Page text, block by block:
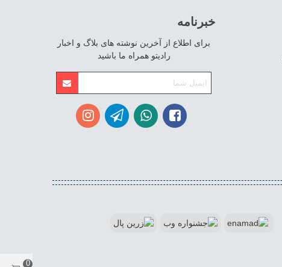
خبرنامه
برای اطلاع از آخرین نوشته های بلاگ و اخبار
رادیتو همراه ما باشید
0